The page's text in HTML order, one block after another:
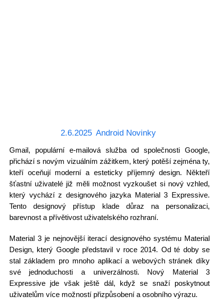
2.6.2025 Android Novinky
Gmail, populární e-mailová služba od společnosti Google,
přichází s novým vizuálním zážitkem, který potěší zejména ty,
kteří oceňují moderní a esteticky příjemný design. Někteří
šťastní uživatelé již měli možnost vyzkoušet si nový vzhled,
který vychází z designového jazyka Material 3 Expressive.
Tento designový přístup klade důraz na personalizaci,
barevnost a přívětivost uživatelského rozhraní.
Material 3 je nejnovější iterací designového systému Material
Design, který Google představil v roce 2014. Od té doby se
stal základem pro mnoho aplikací a webových stránek díky
své jednoduchosti a univerzálnosti. Nový Material 3
Expressive jde však ještě dál, když se snaží poskytnout
uživatelům více možností přizpůsobení a osobního výrazu.